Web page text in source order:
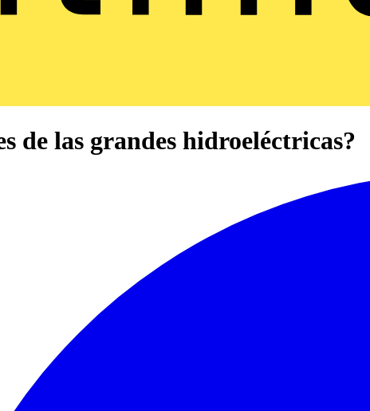
de las grandes hidroeléctricas?